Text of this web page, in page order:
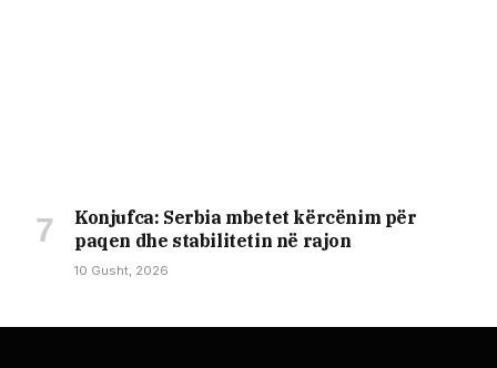
Konjufca: Serbia mbetet kërcënim për
paqen dhe stabilitetin në rajon
10 Gusht, 2026